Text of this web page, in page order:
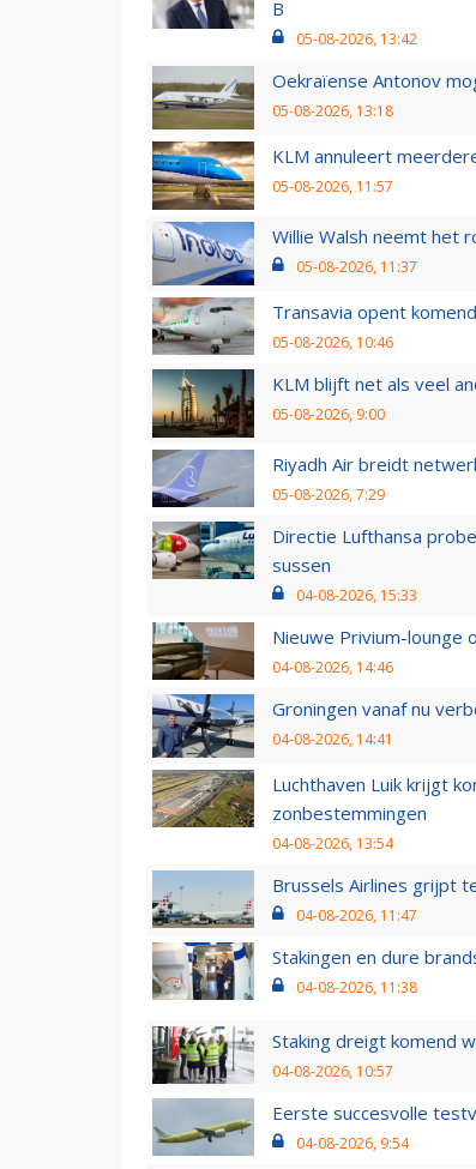
B
05-08-2026, 13:42
Oekraïense Antonov
05-08-2026, 13:18
KLM annuleert
05-08-2026, 11:57
Willie Walsh neemt het
05-08-2026, 11:37
Transavia opent
05-08-2026, 10:46
KLM blijft net als veel
05-08-2026, 9:00
Riyadh Air breidt
05-08-2026, 7:29
Directie Lufthansa
sussen
04-08-2026, 15:33
Nieuwe Privium-lounge
04-08-2026, 14:46
Groningen vanaf nu
04-08-2026, 14:41
Luchthaven Luik krijgt
zonbestemmingen
04-08-2026, 13:54
Brussels Airlines grijpt
04-08-2026, 11:47
Stakingen en dure
04-08-2026, 11:38
Staking dreigt komend
04-08-2026, 10:57
Eerste succesvolle
04-08-2026, 9:54